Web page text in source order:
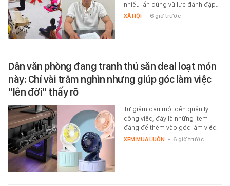
nhiều lần dùng vũ lực đánh đập…
XÃ HỘI - 6 giờ trước
Dân văn phòng đang tranh thủ săn deal loạt món
này: Chỉ vài trăm nghìn nhưng giúp góc làm việc
"lên đời" thấy rõ
Từ giảm đau mỏi đến quản lý
công việc, đây là những item
đáng để thêm vào góc làm việc.
XEM MUA LUÔN - 6 giờ trước